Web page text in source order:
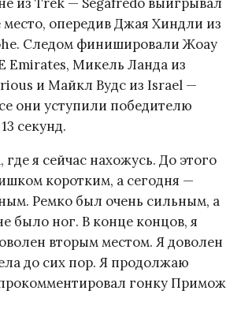
место, опередив Джая Хиндли из
Следом финишировали Жоау
Emirates, Микель Ланда из
и Майкл Вудс из Israel —
они уступили победителю
секунд.
где я сейчас нахожусь. До этого
коротким, а сегодня —
Ремко был очень сильным, а
было ног. В конце концов, я
вторым местом. Я доволен
до сих пор. Я продолжаю
гонку Примож